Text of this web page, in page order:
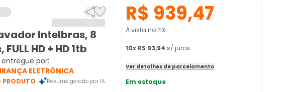

Intelbras, 8
HD + HD 1tb
por:
ELETRÔNICA
PRODUTO Resumo gerado por IA
R$ 939,47
À vista no PIX
10x R$ 93,94 s/ juros
Ver detalhes de parcelamento
Em estoque